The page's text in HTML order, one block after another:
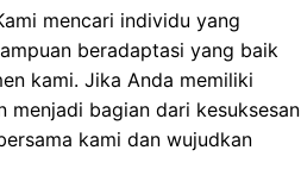
mencari individu yang
beradaptasi yang baik
kami. Jika Anda memiliki
bagian dari kesuksesan
kami dan wujudkan